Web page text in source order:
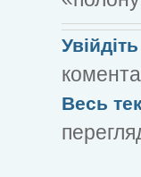
Увійдіть
Весь